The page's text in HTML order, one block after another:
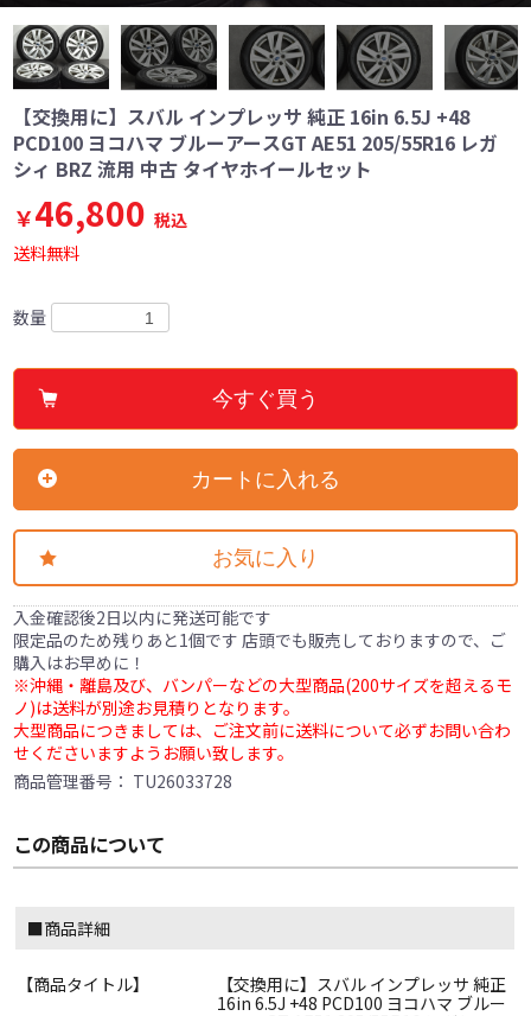
【交換用に】スバル インプレッサ 純正 16in 6.5J +48
PCD100 ヨコハマ ブルーアースGT AE51 205/55R16 レガ
シィ BRZ 流用 中古 タイヤホイールセット
￥46,800 税込
送料無料
数量
今すぐ買う
カートに入れる
お気に入り
入金確認後2日以内に発送可能です
限定品のため残りあと1個です 店頭でも販売しておりますので、ご
購入はお早めに！
※沖縄・離島及び、バンパーなどの大型商品(200サイズを超えるモ
ノ)は送料が別途お見積りとなります。
大型商品につきましては、ご注文前に送料について必ずお問い合わ
せくださいますようお願い致します。
商品管理番号： TU26033728
この商品について
■商品詳細
【商品タイトル】
【交換用に】スバル インプレッサ 純正
16in 6.5J +48 PCD100 ヨコハマ ブルー